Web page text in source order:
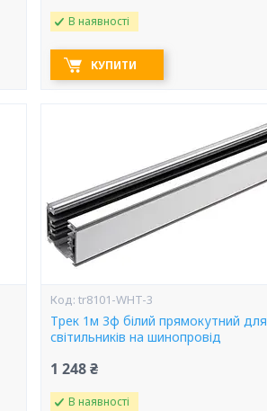
В наявності
КУПИТИ
tr8101-WHT-3
Трек 1м 3ф білий прямокутний для
світильників на шинопровід
1 248 ₴
В наявності